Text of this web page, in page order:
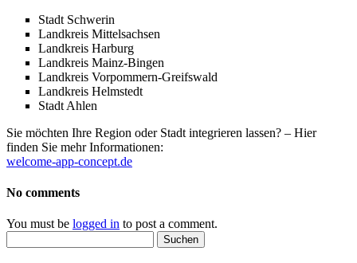
Stadt Schwerin
Landkreis Mittelsachsen
Landkreis Harburg
Landkreis Mainz-Bingen
Landkreis Vorpommern-Greifswald
Landkreis Helmstedt
Stadt Ahlen
Sie möchten Ihre Region oder Stadt integrieren lassen? – Hier
finden Sie mehr Informationen:
welcome-app-concept.de
No comments
You must be logged in to post a comment.
nach: